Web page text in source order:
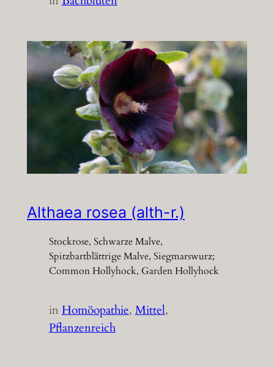
Althaea rosea (alth-r.)
Stockrose, Schwarze Malve,
Spitzbartblättrige Malve, Siegmarswurz;
Common Hollyhock, Garden Hollyhock
inHomöopathie, Mittel
Pflanzenreich